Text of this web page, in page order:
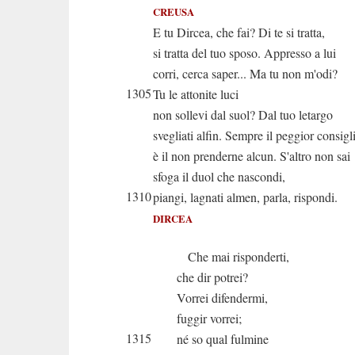
CREUSA
E tu Dircea, che fai? Di te si tratta,
si tratta del tuo sposo. Appresso a lui
corri, cerca saper... Ma tu non m'odi?
1305Tu le attonite luci
non sollevi dal suol? Dal tuo letargo
svegliati alfin. Sempre il peggior
è il non prenderne alcun. S'altro non sai
sfoga il duol che nascondi,
1310piangi, lagnati almen, parla, rispondi.
DIRCEA
Che mai risponderti,
che dir potrei?
Vorrei difendermi,
fuggir vorrei;
1315
né so qual fulmine